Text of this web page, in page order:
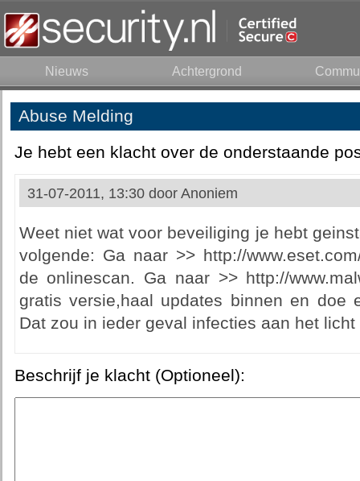
Nieuws Achtergrond
Abuse Melding
Je hebt een klacht over de onderstaande
31-07-2011, 13:30 door Anoniem
Weet niet wat voor beveiliging je hebt
volgende: Ga naar >> http://
de onlinescan. Ga naar >> http://
gratis versie,haal updates binnen en doe
Dat zou in ieder geval infecties aan het
Beschrijf je klacht (Optioneel):